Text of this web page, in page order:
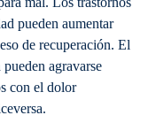
pueden aumentar
de recuperación. El
agravarse
con el dolor